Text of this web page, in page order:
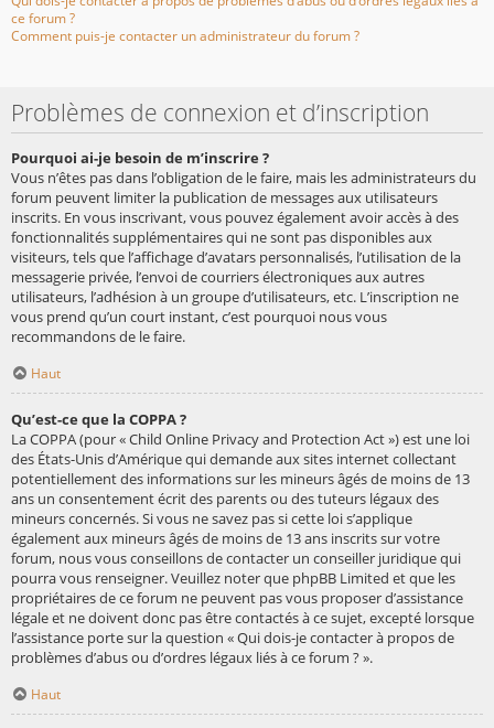
ce forum ?
Comment puis-je contacter un administrateur du forum ?
Problèmes de connexion et d’inscription
Pourquoi ai-je besoin de m’inscrire ?
Vous n’êtes pas dans l’obligation de le faire, mais les administrateurs du
forum peuvent limiter la publication de messages aux utilisateurs
inscrits. En vous inscrivant, vous pouvez également avoir accès à des
fonctionnalités supplémentaires qui ne sont pas disponibles aux
visiteurs, tels que l’affichage d’avatars personnalisés, l’utilisation de la
messagerie privée, l’envoi de courriers électroniques aux autres
utilisateurs, l’adhésion à un groupe d’utilisateurs, etc. L’inscription ne
vous prend qu’un court instant, c’est pourquoi nous vous
recommandons de le faire.
Haut
Qu’est-ce que la COPPA ?
La COPPA (pour « Child Online Privacy and Protection Act ») est une loi
des États-Unis d’Amérique qui demande aux sites internet collectant
potentiellement des informations sur les mineurs âgés de moins de 13
ans un consentement écrit des parents ou des tuteurs légaux des
mineurs concernés. Si vous ne savez pas si cette loi s’applique
également aux mineurs âgés de moins de 13 ans inscrits sur votre
forum, nous vous conseillons de contacter un conseiller juridique qui
pourra vous renseigner. Veuillez noter que phpBB Limited et que les
propriétaires de ce forum ne peuvent pas vous proposer d’assistance
légale et ne doivent donc pas être contactés à ce sujet, excepté lorsque
l’assistance porte sur la question « Qui dois-je contacter à propos de
problèmes d’abus ou d’ordres légaux liés à ce forum ? ».
Haut